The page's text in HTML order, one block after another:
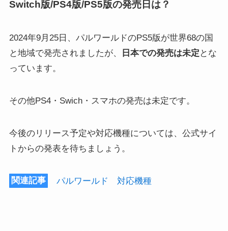
Switch版/PS4版/PS5版の発売日は？
2024年9月25日、パルワールドのPS5版が世界68の国
と地域で発売されましたが、
日本での発売は未定 とな
っています。
その他PS4・Swich・スマホの発売は未定です。
今後のリリース予定や対応機種については、公式サイ
トからの発表を待ちましょう。
関連記事 パルワールド 対応機種